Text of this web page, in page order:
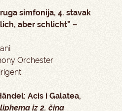
simfonija, 4. stavak
aber schlicht” –
Orchester
Acis i Galatea,
iz 2. čina